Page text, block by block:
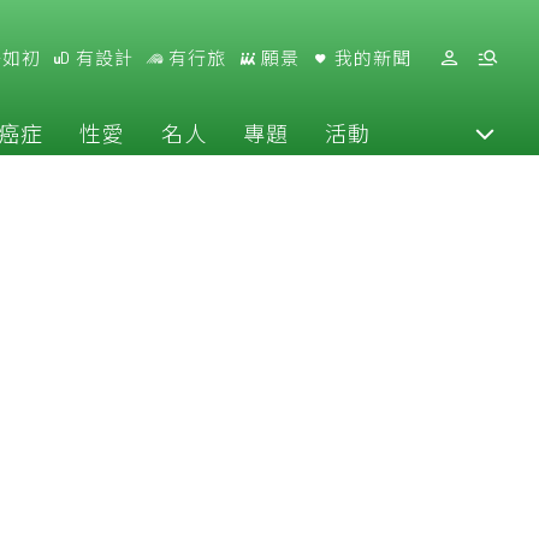
初 有設計 有行旅 願景 我的新聞
症 性愛 名人 專題 活動